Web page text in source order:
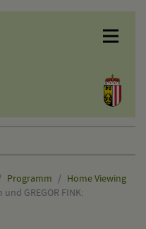
Programm
Home Viewing
und GREGOR FINK: